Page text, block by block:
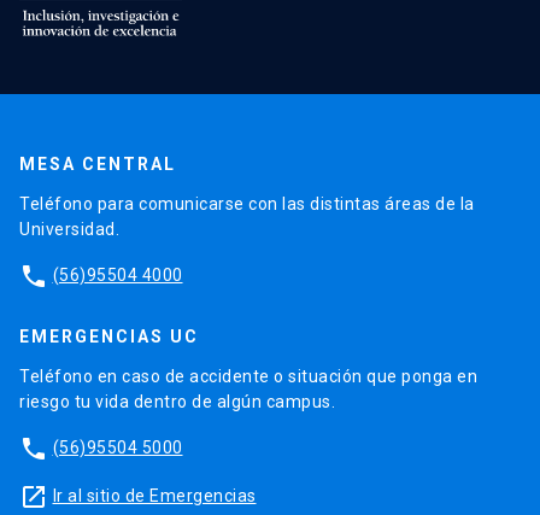
MESA CENTRAL
Teléfono para comunicarse con las distintas áreas de la
Universidad.
phone (56)95504 4000
EMERGENCIAS UC
Teléfono en caso de accidente o situación que ponga en
riesgo tu vida dentro de algún campus.
phone (56)95504 5000
launch Ir al sitio de Emergencias